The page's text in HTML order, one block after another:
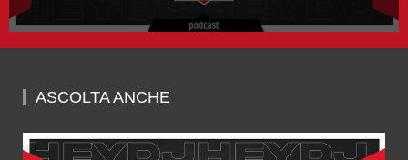
seconds
minutes,
38
ASCOLTA ANCHE